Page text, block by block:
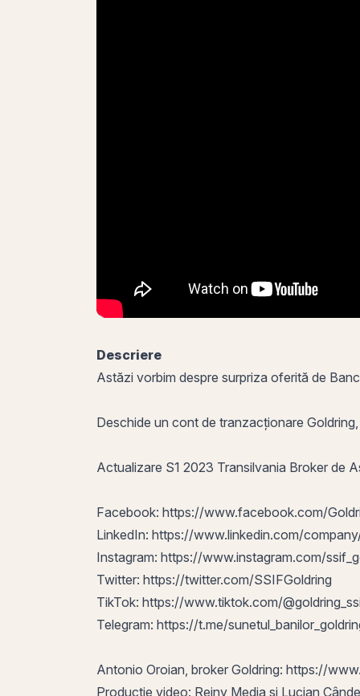
Descriere
Astăzi vorbim despre surpriza oferită de
Deschide un cont de tranzacționare
Actualizare S1 2023 Transilvania Broker de
Facebook: https://www.facebook.com/
LinkedIn: https://www.linkedin.com/
Instagram: https://www.instagram.com/
Twitter: https://twitter.com/SSIFGoldring
TikTok: https://www.tiktok.com/
Telegram: https://t.me/
Antonio Oroian, broker Goldring: https://
Producție video: Reiny Media și Lucian